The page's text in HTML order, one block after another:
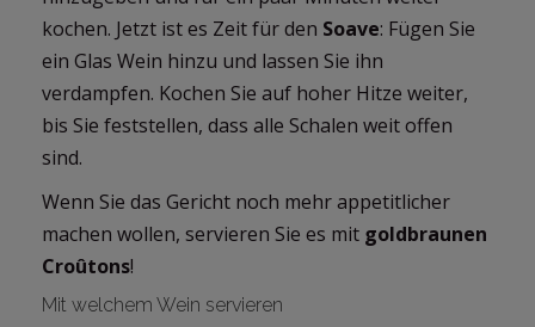
kochen. Jetzt ist es Zeit für den Soave: Fügen Sie
ein Glas Wein hinzu und lassen Sie ihn
verdampfen. Kochen Sie auf hoher Hitze weiter,
bis Sie feststellen, dass alle Schalen weit offen
sind.
Wenn Sie das Gericht noch mehr appetitlicher
machen wollen, servieren Sie es mit goldbraunen
Croûtons!
Mit welchem Wein servieren